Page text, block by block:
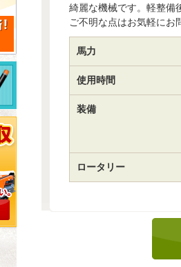
綺麗な機械です。軽整備
ご不明な点はお気軽にお
馬力
使用時間
装備
ロータリー